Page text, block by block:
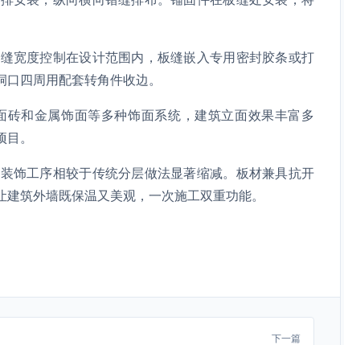
宽度控制在设计范围内，板缝嵌入专用密封胶条或打
四周用配套转角件收边。
砖和金属饰面等多种饰面系统，建筑立面效果丰富多
。
饰工序相较于传统分层做法显著缩减。板材兼具抗开
建筑外墙既保温又美观，一次施工双重功能。
下一篇